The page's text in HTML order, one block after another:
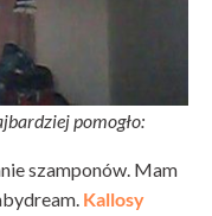
pomogło:
szamponów. Mam
Kallosy